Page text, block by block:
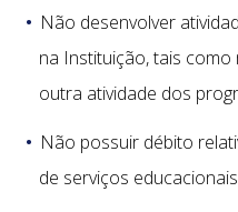
Não desenvolver
na Instituição, tais
outra atividade dos
Não possuir débito
de serviços